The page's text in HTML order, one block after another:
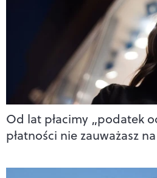
Od lat płacimy „podatek
płatności nie zauważasz